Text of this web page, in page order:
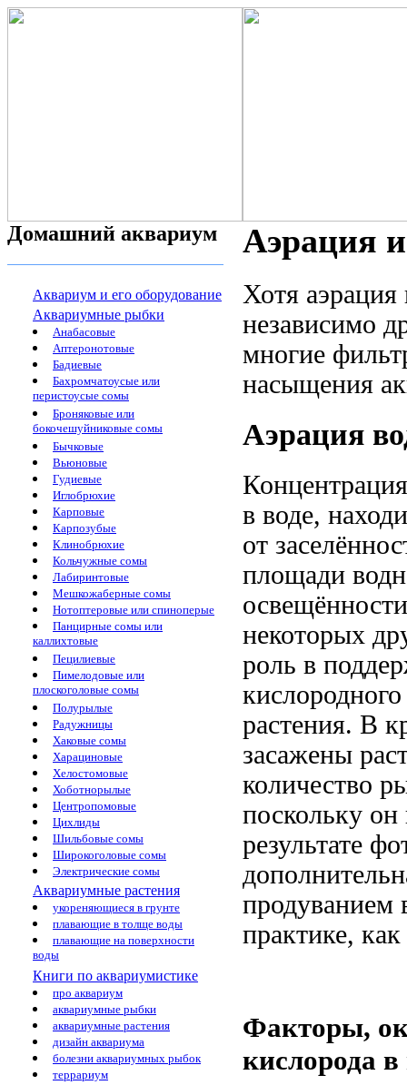
Домашний аквариум
Аквариум и его оборудование
Аквариумные рыбки
Анабасовые
Аптеронотовые
Бадиевые
Бахромчатоусые или
перистоусые сомы
Броняковые или
бокочешуйниковые сомы
Бычковые
Вьюновые
Гудиевые
Иглобрюхие
Карповые
Карпозубые
Клинобрюхие
Кольчужные сомы
Лабиринтовые
Мешкожаберные сомы
Нотоптеровые или спиноперые
Панцирные сомы или
каллихтовые
Пецилиевые
Пимелодовые или
плоскоголовые сомы
Полурылые
Радужницы
Хаковые сомы
Харациновые
Хелостомовые
Хоботнорылые
Центропомовые
Цихлиды
Шильбовые сомы
Широкоголовые сомы
Электрические сомы
Аквариумные растения
укореняющиеся в грунте
плавающие в толще воды
плавающие на поверхности
воды
Книги по аквариумистике
про аквариум
аквариумные рыбки
аквариумные растения
дизайн аквариума
болезни аквариумных рыбок
террариум
Аэрация
Хотя аэрация
независимо
многие
насыщения
Аэрация
в воде,
от
площади
некоторых
роль в
растения. В
засажены
количество
поскольку он
результате
продуванием
практике,
Факторы,
кислорода в